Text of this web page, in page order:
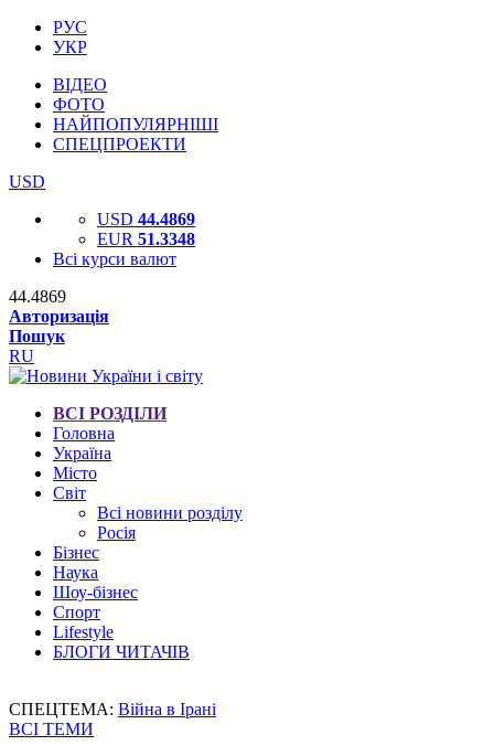
РУС
УКР
ВІДЕО
ФОТО
НАЙПОПУЛЯРНІШІ
СПЕЦПРОЕКТИ
USD
USD 44.4869
EUR 51.3348
Всі курси валют
44.4869
Авторизація
Пошук
RU
ВСІ РОЗДІЛИ
Головна
Україна
Місто
Світ
Всі новини розділу
Росія
Бізнес
Наука
Шоу-бізнес
Спорт
Lifestyle
БЛОГИ ЧИТАЧІВ
СПЕЦТЕМА: Війна в Ірані
ВСІ ТЕМИ